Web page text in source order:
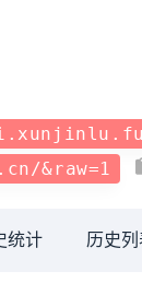
&raw=1
统计 历史列